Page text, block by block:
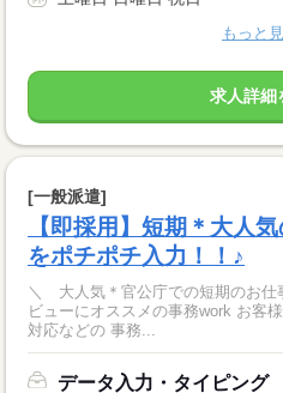
もっと
求人詳細
[一般派遣]
【即採用】短期＊大人
をポチポチ入力！！♪
＼ 大人気＊官公庁での短期のお仕事 ／ お任せするの
ビューにオススメの事務work お客
対応などの 事務...
データ入力・タイピング